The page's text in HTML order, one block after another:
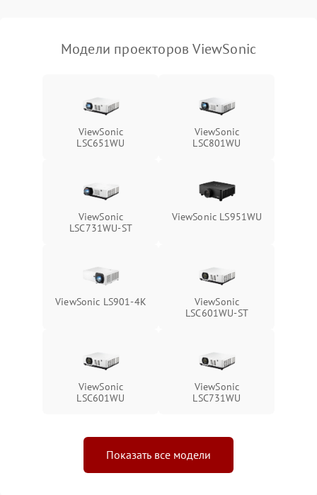
Модели проекторов ViewSonic
ViewSonic
LSC651WU
ViewSonic
LSC801WU
ViewSonic
LSC731WU-ST
ViewSonic LS951WU
ViewSonic LS901-4K
ViewSonic
LSC601WU-ST
ViewSonic
LSC601WU
ViewSonic
LSC731WU
Показать все модели